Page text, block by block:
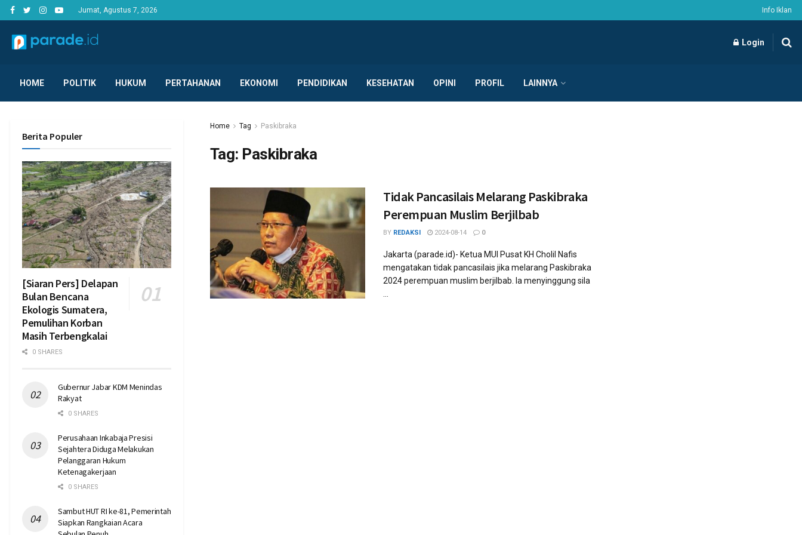
Jumat, Agustus 7, 2026 Info Iklan
Login
HOME POLITIK HUKUM PERTAHANAN EKONOMI PENDIDIKAN KESEHATAN OPINI PROFIL LAINNYA
Home Tag Paskibraka
Tag: Paskibraka
Tidak Pancasilais Melarang Paskibraka
Perempuan Muslim Berjilbab
BY REDAKSI 2024-08-14 0
Jakarta (parade.id)- Ketua MUI Pusat KH Cholil Nafis
mengatakan tidak pancasilais jika melarang Paskibraka
2024 perempuan muslim berjilbab. Ia menyinggung sila
Berita Populer
[Siaran Pers] Delapan
Bulan Bencana
Ekologis Sumatera,
Pemulihan Korban
Masih Terbengkalai
0 SHARES
Gubernur Jabar KDM Menindas
Rakyat
0 SHARES
Perusahaan Inkabaja Presisi
Sejahtera Diduga Melakukan
Pelanggaran Hukum
Ketenagakerjaan
0 SHARES
Sambut HUT RI ke-81, Pemerintah
Siapkan Rangkaian Acara